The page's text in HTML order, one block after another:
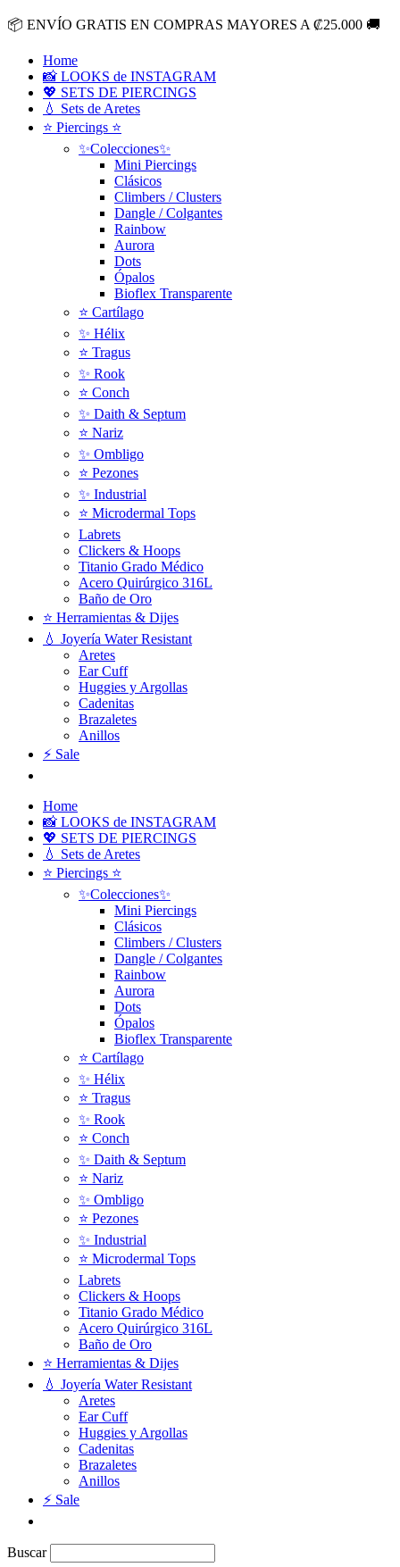
Ir
al
contenido
📦 ENVÍO GRATIS EN COMPRAS MAYORES A ₡25.000 🚚
Home
📸 LOOKS de INSTAGRAM
💖 SETS DE PIERCINGS
💧 Sets de Aretes
⭐ Piercings ⭐
✨Colecciones✨
Mini Piercings
Clásicos
Climbers / Clusters
Dangle / Colgantes
Rainbow
Aurora
Dots
Ópalos
Bioflex Transparente
⭐️ Cartílago
✨ Hélix
⭐ Tragus
✨ Rook
⭐️ Conch
✨ Daith & Septum
⭐️ Nariz
✨ Ombligo
⭐️ Pezones
✨ Industrial
⭐️ Microdermal Tops
Labrets
Clickers & Hoops
Titanio Grado Médico
Acero Quirúrgico 316L
Baño de Oro
⭐ Herramientas & Dijes
💧 Joyería Water Resistant
Aretes
Ear Cuff
Huggies y Argollas
Cadenitas
Brazaletes
Anillos
⚡ Sale
Home
📸 LOOKS de INSTAGRAM
💖 SETS DE PIERCINGS
💧 Sets de Aretes
⭐ Piercings ⭐
✨Colecciones✨
Mini Piercings
Clásicos
Climbers / Clusters
Dangle / Colgantes
Rainbow
Aurora
Dots
Ópalos
Bioflex Transparente
⭐️ Cartílago
✨ Hélix
⭐ Tragus
✨ Rook
⭐️ Conch
✨ Daith & Septum
⭐️ Nariz
✨ Ombligo
⭐️ Pezones
✨ Industrial
⭐️ Microdermal Tops
Labrets
Clickers & Hoops
Titanio Grado Médico
Acero Quirúrgico 316L
Baño de Oro
⭐ Herramientas & Dijes
💧 Joyería Water Resistant
Aretes
Ear Cuff
Huggies y Argollas
Cadenitas
Brazaletes
Anillos
⚡ Sale
Buscar